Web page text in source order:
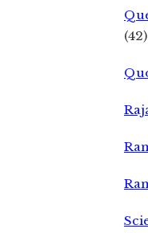
(42)